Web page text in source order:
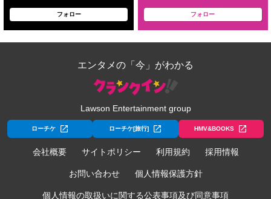
フォロー フォロー
エンタメの「今」がわかる
Lawson Entertainment group
ローチケ ローチケ[旅行] HMV&BOOKS
会社概要 サイトポリシー 利用規約 採用情報
お問い合わせ 個人情報保護方針
個人情報の取扱いに関する公表事項及び同意事項